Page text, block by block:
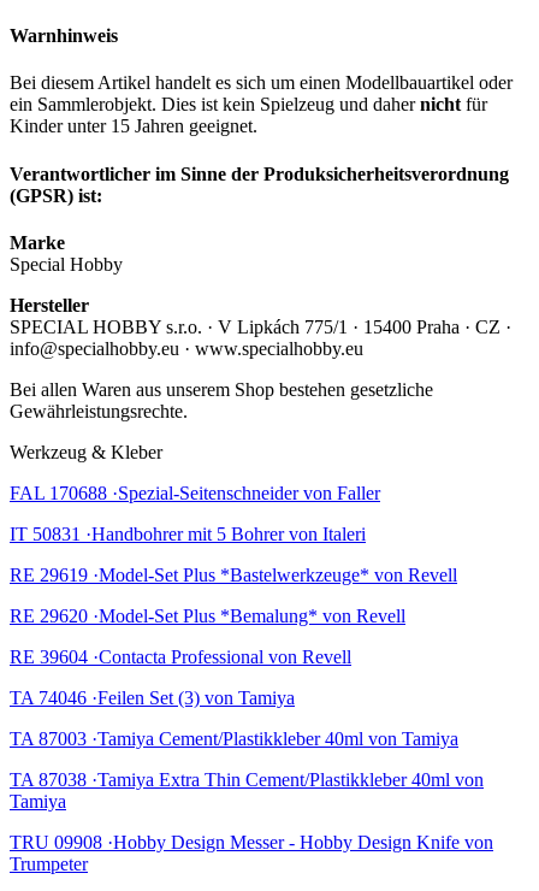
Warnhinweis
Bei diesem Artikel handelt es sich um einen Modellbauartikel oder
ein Sammlerobjekt. Dies ist kein Spielzeug und dahernicht für
Kinder unter 15 Jahren geeignet.
Verantwortlicher im Sinne der Produksicherheitsverordnung
(GPSR) ist:
Marke
Special Hobby
Hersteller
SPECIAL HOBBY s.r.o. · V Lipkách 775/1 · 15400 Praha · CZ ·
info@specialhobby.eu · www.specialhobby.eu
Bei allen Waren aus unserem Shop bestehen gesetzliche
Gewährleistungsrechte.
Werkzeug & Kleber
FAL 170688 ·Spezial-Seitenschneider von Faller
IT 50831 ·Handbohrer mit 5 Bohrer von Italeri
RE 29619 ·Model-Set Plus *Bastelwerkzeuge* von Revell
RE 29620 ·Model-Set Plus *Bemalung* von Revell
RE 39604 ·Contacta Professional von Revell
TA 74046 ·Feilen Set (3) von Tamiya
TA 87003 ·Tamiya Cement/Plastikkleber 40ml von Tamiya
TA 87038 ·Tamiya Extra Thin Cement/Plastikkleber 40ml von
Tamiya
TRU 09908 ·Hobby Design Messer - Hobby Design Knife von
Trumpeter